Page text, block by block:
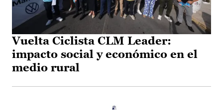
Vuelta Ciclista CLM Leader:
impacto social y económico en el
medio rural